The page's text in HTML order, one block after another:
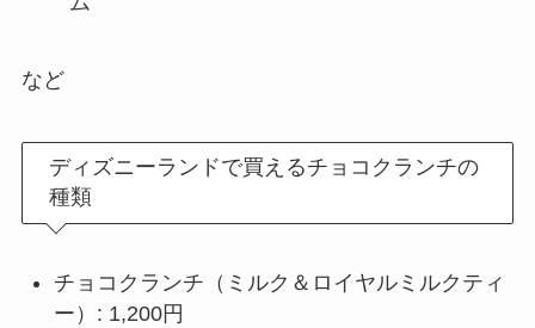
など
ディズニーランドで買えるチョコクランチの
種類
チョコクランチ（ミルク＆ロイヤルミルクティ
ー）: 1,200円